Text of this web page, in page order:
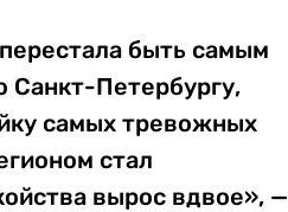
быть самым
Санкт-Петербургу,
самых тревожных
стал
вырос вдвое», —